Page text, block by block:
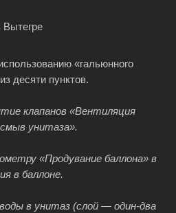
«гальюнного
десяти пунктов.
клапанов «Вентиляция
унитаза».
«Продувание баллона» в
в баллоне.
в унитаз (слой — один-два